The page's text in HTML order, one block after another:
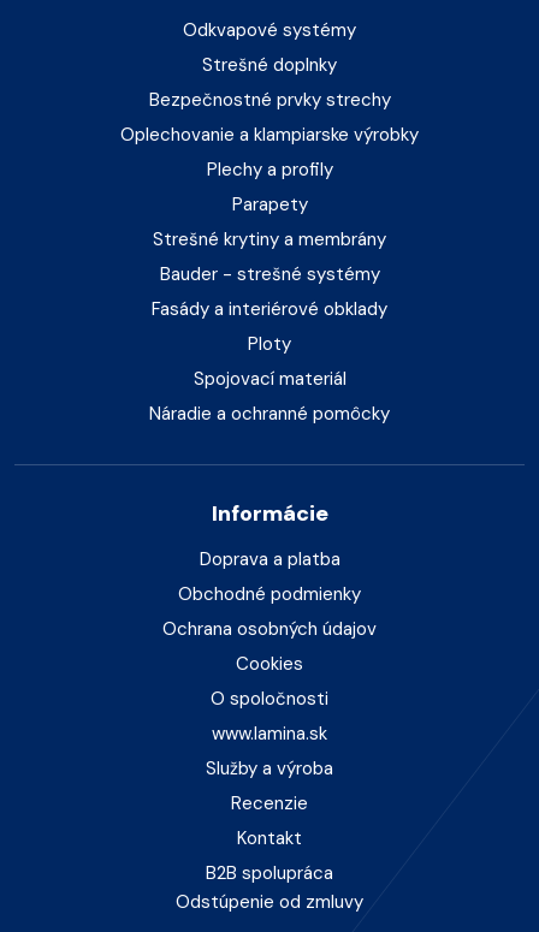
Odkvapové systémy
Strešné doplnky
Bezpečnostné prvky strechy
Oplechovanie a klampiarske výrobky
Plechy a profily
Parapety
Strešné krytiny a membrány
Bauder - strešné systémy
Fasády a interiérové obklady
Ploty
Spojovací materiál
Náradie a ochranné pomôcky
Informácie
Doprava a platba
Obchodné podmienky
Ochrana osobných údajov
Cookies
O spoločnosti
www.lamina.sk
Služby a výroba
Recenzie
Kontakt
B2B spolupráca
Odstúpenie od zmluvy